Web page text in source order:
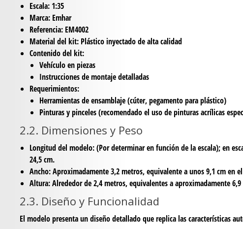
Escala: 1:35
Marca: Emhar
Referencia: EM4002
Material del kit: Plástico inyectado de alta calidad
Contenido del kit:
Vehículo en piezas
Instrucciones de montaje detalladas
Requerimientos:
Herramientas de ensamblaje (cúter, pegamento para plástico)
Pinturas y pinceles (recomendado el uso de pinturas acrílicas
2.2. Dimensiones y Peso
Longitud del modelo:(Por determinar en función de la escala); en
24,5 cm.
Ancho: Aproximadamente 3,2 metros, equivalente a unos 9,1 cm en
Altura: Alrededor de 2,4 metros, equivalentes a aproximadamente
2.3. Diseño y Funcionalidad
El modelo presenta un diseño detallado que replica las características